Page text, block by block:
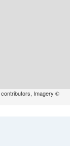
contributors, Imagery ©